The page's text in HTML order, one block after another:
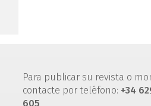
Para publicar su revista o
contacte por teléfono: +34
605